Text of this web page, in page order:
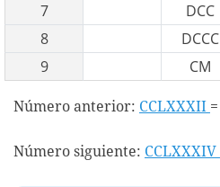
7
DCC
8
DCCC
9
CM
Número anterior: CCLXXXII =
Número siguiente: CCLXXXIV